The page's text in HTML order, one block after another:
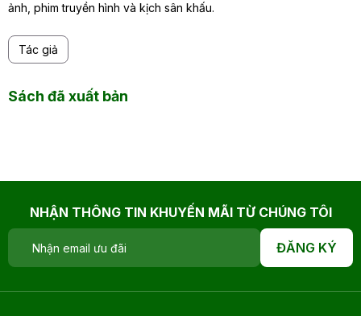
ảnh, phim truyền hình và kịch sân khấu.
Tác giả
Sách đã xuất bản
NHẬN THÔNG TIN KHUYẾN MÃI TỪ CHÚNG TÔI
ĐĂNG KÝ